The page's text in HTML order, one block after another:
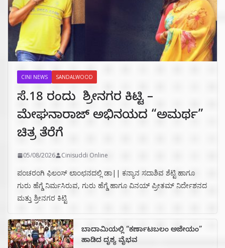
CINI NEWS SANDALWOOD
ಸೆ.18 ರಂದು ಶ್ರೀನಗರ ಕಿಟ್ಟಿ –
ಮೇಘನಾರಾಜ್ ಅಭಿನಯದ “ಅಮರ್ಥ”
ಚಿತ್ರ ತೆರೆಗೆ
05/08/2026 Cinisuddi Online
ಪಂಚರಂಗಿ ಫಿಲಂಸ್ ಲಾಂಛನದಲ್ಲಿ ಡಾ|| ಕನ್ಯಾನ ಸದಾಶಿವ ಶೆಟ್ಟಿ ಹಾಗೂ
ಗುರು ಹೆಗ್ಡೆ ನಿರ್ಮಸಿರುವ, ಗುರು ಹೆಗ್ಡೆ ಹಾಗೂ ವಿನಯ್ ಪ್ರೀತಮ್ ನಿರ್ದೇಶನದ
ಮತ್ತು ಶ್ರೀನಗರ ಕಿಟ್ಟಿ
ಬಾದಾಮಿಯಲ್ಲಿ “ಕರ್ಣಾಟಬಲಂ ಅಜೇಯಂ”
ಹಾಡಿದ ದೃಶ್ಯ ವೈಭವ